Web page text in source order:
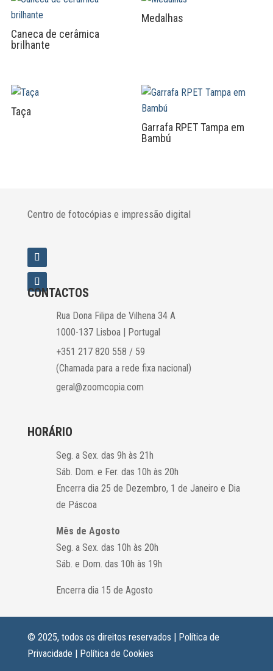
Caneca de cerâmica
brilhante
Medalhas
Taça
Garrafa RPET Tampa em
Bambú
Centro de fotocópias e impressão digital
CONTACTOS
Rua Dona Filipa de Vilhena 34 A
1000-137 Lisboa | Portugal
+351 217 820 558 / 59
(Chamada para a rede fixa nacional)
geral@zoomcopia.com
HORÁRIO
Seg. a Sex. das 9h às 21h
Sáb. Dom. e Fer. das 10h às 20h
Encerra dia 25 de Dezembro, 1 de Janeiro e Dia
de Páscoa
Mês de Agosto
Seg. a Sex. das 10h às 20h
Sáb. e Dom. das 10h às 19h
Encerra dia 15 de Agosto
© 2025, todos os direitos reservados | Política de
Privacidade | Política de Cookies